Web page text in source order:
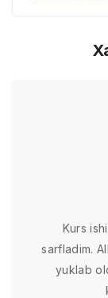
Kurs
sarfladim.
yuklab